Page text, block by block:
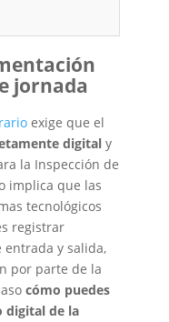
jornada
exige que el
digitaly
la Inspección de
implica que las
tecnológicos
registrar
y salida,
por parte de la
cómo puedes
digital de la